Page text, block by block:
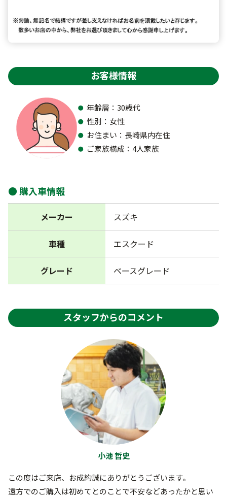
お客様情報
年齢層：30歳代
性別：女性
お住まい：長崎県内在住
ご家族構成：4人家族
購入車情報
メーカー スズキ
車種 エスクード
グレード ベースグレード
スタッフからのコメント
小池 哲史
この度はご来店、お成約誠にありがとうございます。
遠方でのご購入は初めてとのことで不安などあったかと思い